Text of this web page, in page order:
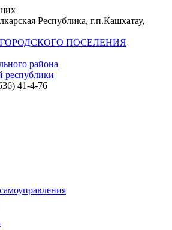
Республика, г.п.Кашхатау,
ПОСЕЛЕНИЯ
района
республики
41-4-76